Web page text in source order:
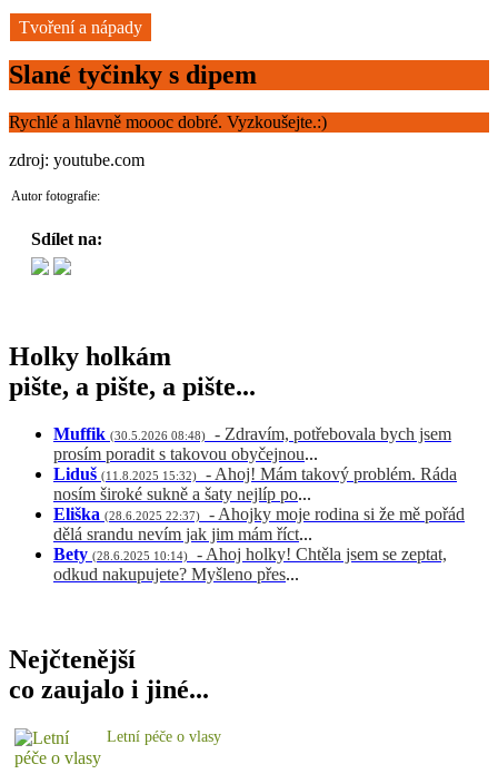
Tvoření a nápady
Slané tyčinky s dipem
Rychlé a hlavně moooc dobré. Vyzkoušejte.:)
zdroj: youtube.com
Autor fotografie:
Sdílet na:
Holky holkám
pište, a pište, a pište...
Muffik (30.5.2026 08:48)
- Zdravím, potřebovala bych jsem
prosím poradit s takovou obyčejnou...
Liduš (11.8.2025 15:32)
- Ahoj! Mám takový problém. Ráda
nosím široké sukně a šaty nejlíp po...
Eliška (28.6.2025 22:37)
- Ahojky moje rodina si že mě pořád
dělá srandu nevím jak jim mám říct...
Bety (28.6.2025 10:14)
- Ahoj holky! Chtěla jsem se zeptat,
odkud nakupujete? Myšleno přes...
Nejčtenější
co zaujalo i jiné...
Letní péče o vlasy